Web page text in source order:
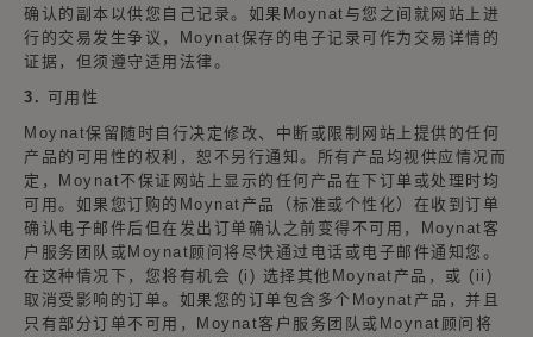
确认的副本以供您自己记录。如果Moynat与您之间就网站上进
行的交易发生争议，Moynat保存的电子记录可作为交易详情的
证据，但须遵守适用法律。
3. 可用性
Moynat保留随时自行决定修改、中断或限制网站上提供的任何
产品的可用性的权利，恕不另行通知。所有产品均视供应情况而
定，Moynat不保证网站上显示的任何产品在下订单或处理时均
可用。如果您订购的Moynat产品（标准或个性化）在收到订单
确认电子邮件后但在发出订单确认之前变得不可用，Moynat客
户服务团队或Moynat顾问将尽快通过电话或电子邮件通知您。
在这种情况下，您将有机会 (i) 选择其他Moynat产品，或 (ii)
取消受影响的订单。如果您的订单包含多个Moynat产品，并且
只有部分订单不可用，Moynat客户服务团队或Moynat顾问将